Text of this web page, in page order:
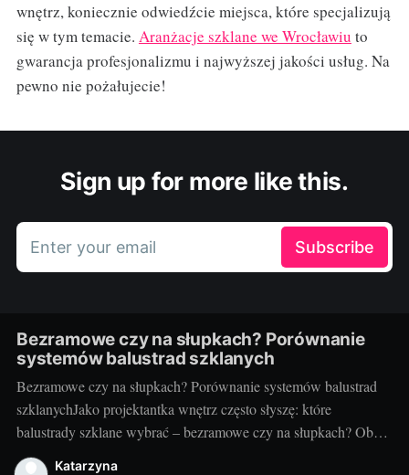
wnętrz, koniecznie odwiedźcie miejsca, które specjalizują
się w tym temacie. Aranżacje szklane we Wrocławiu to
gwarancja profesjonalizmu i najwyższej jakości usług. Na
pewno nie pożałujecie!
Sign up for more like this.
Enter your email Subscribe
Bezramowe czy na słupkach? Porównanie
systemów balustrad szklanych
Bezramowe czy na słupkach? Porównanie systemów balustrad
szklanychJako projektantka wnętrz często słyszę: które
balustrady szklane wybrać – bezramowe czy na słupkach? Oba
systemy potrafią wyglądać zjawiskowo i podnieść wartość
Katarzyna